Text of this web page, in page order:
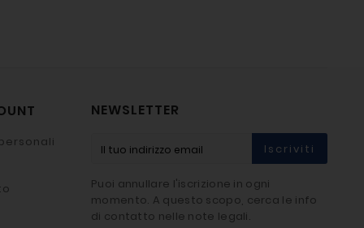
NEWSLETTER
Iscriviti
Puoi annullare l'iscrizione in ogni
momento. A questo scopo, cerca le info
di contatto nelle note legali.